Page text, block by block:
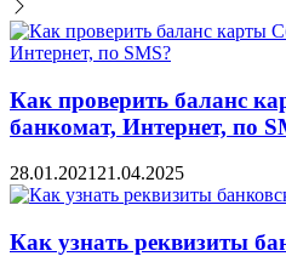
Как проверить баланс
банкомат, Интернет, по
28.01.2021 21.04.2025
Как узнать реквизиты